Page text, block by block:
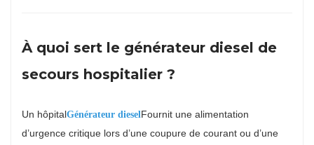
À quoi sert le générateur diesel de
secours hospitalier ?
Un hôpitalGénérateur dieselFournit une alimentation
d’urgence critique lors d’une coupure de courant ou d’une